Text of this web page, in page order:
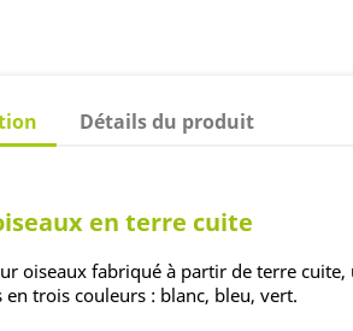
Détails du produit
en terre cuite
oiseaux fabriqué à partir de terre
trois couleurs : blanc, bleu, vert.